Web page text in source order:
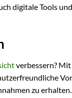
digitale Tools und
verbessern? Mit
zu erhalten.